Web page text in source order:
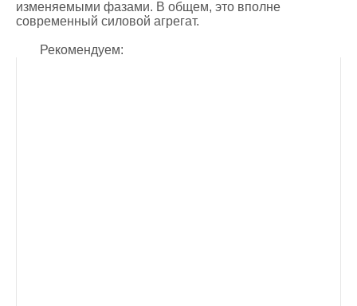
изменяемыми фазами. В общем, это вполне
современный силовой агрегат.
Рекомендуем: